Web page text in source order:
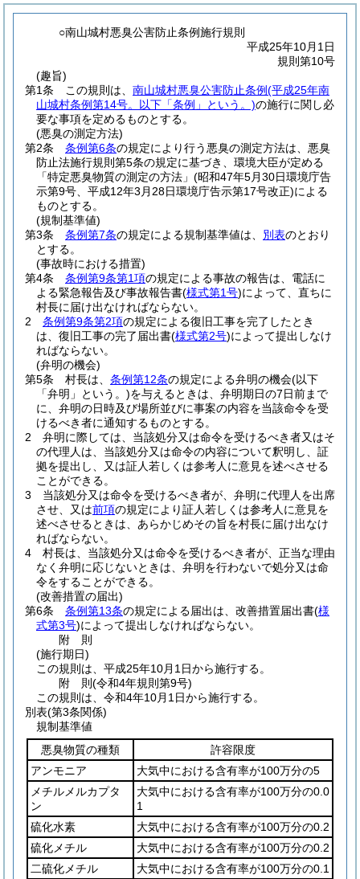
○南山城村悪臭公害防止条例施行規則
平成25年10月1日
規則第10号
(趣旨)
第1条
この規則は、 南山城村悪臭公害防止条例(平成25年南
山城村条例第14号。以下「条例」という。)の施行に関し必
要な事項を定めるものとする。
(悪臭の測定方法)
第2条
条例第6条の規定により行う悪臭の測定方法は、悪臭
防止法施行規則第5条の規定に基づき、環境大臣が定める
「特定悪臭物質の測定の方法」 (昭和47年5月30日環境庁告
示第9号、平成12年3月28日環境庁告示第17号改正)による
ものとする。
(規制基準値)
第3条
条例第7条の規定による規制基準値は、 別表のとおり
とする。
(事故時における措置)
第4条
条例第9条第1項の規定による事故の報告は、電話に
よる緊急報告及び事故報告書(様式第1号)によって、直ちに
村長に届け出なければならない。
2
条例第9条第2項の規定による復旧工事を完了したとき
は、復旧工事の完了届出書(様式第2号)によって提出しなけ
ればならない。
(弁明の機会)
第5条
村長は、 条例第12条の規定による弁明の機会(以下
「弁明」という。)を与えるときは、弁明期日の7日前まで
に、弁明の日時及び場所並びに事案の内容を当該命令を受
けるべき者に通知するものとする。
2
弁明に際しては、当該処分又は命令を受けるべき者又はそ
の代理人は、当該処分又は命令の内容について釈明し、証
拠を提出し、又は証人若しくは参考人に意見を述べさせる
ことができる。
3
当該処分又は命令を受けるべき者が、弁明に代理人を出席
させ、又は前項の規定により証人若しくは参考人に意見を
述べさせるときは、あらかじめその旨を村長に届け出なけ
ればならない。
4
村長は、当該処分又は命令を受けるべき者が、正当な理由
なく弁明に応じないときは、弁明を行わないで処分又は命
令をすることができる。
(改善措置の届出)
第6条
条例第13条の規定による届出は、改善措置届出書(様
式第3号)によって提出しなければならない。
附 則
(施行期日)
この規則は、平成25年10月1日から施行する。
附 則(令和4年規則第9号)
この規則は、令和4年10月1日から施行する。
別表(第3条関係)
規制基準値
悪臭物質の種類
許容限度
アンモニア
大気中における含有率が100万分の5
メチルメルカプタ
ン
大気中における含有率が100万分の0.0
1
硫化水素
大気中における含有率が100万分の0.2
硫化メチル
大気中における含有率が100万分の0.2
二硫化メチル
大気中における含有率が100万分の0.1